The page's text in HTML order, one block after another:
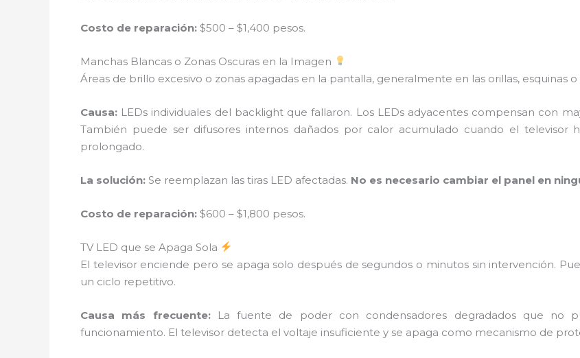
Costo de reparación: $500 – $1,400 pesos.
Manchas Blancas o Zonas Oscuras en la Imagen
Áreas de brillo excesivo o zonas apagadas en la pantalla, generalmente en las orillas, esquinas
Causa: LEDs individuales del backlight que fallaron. Los LEDs adyacentes compensan con
También puede ser difusores internos dañados por calor acumulado cuando el televisor
prolongado.
La solución: Se reemplazan las tiras LED afectadas. No es necesario cambiar el panel en
Costo de reparación: $600 – $1,800 pesos.
TV LED que se Apaga Sola
El televisor enciende pero se apaga solo después de segundos o minutos sin intervención.
un ciclo repetitivo.
Causa más frecuente:La fuente de poder con condensadores degradados que no
funcionamiento. El televisor detecta el voltaje insuficiente y se apaga como mecanismo de